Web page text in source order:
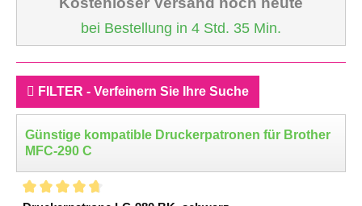
bei Bestellung in 4 Std. 35 Min.
FILTER - Verfeinern Sie Ihre Suche
Günstige kompatible Druckerpatronen für Brother
MFC-290 C